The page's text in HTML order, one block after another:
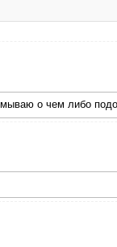
о чем либо